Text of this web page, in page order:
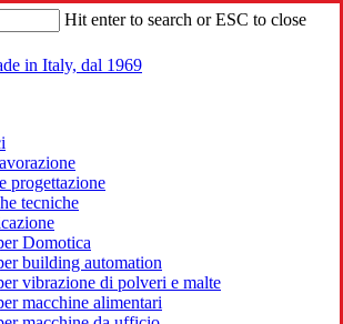
Hit enter to search or ESC to close
progettazione
tecniche
Domotica
building automation
vibrazione di polveri e malte
macchine alimentari